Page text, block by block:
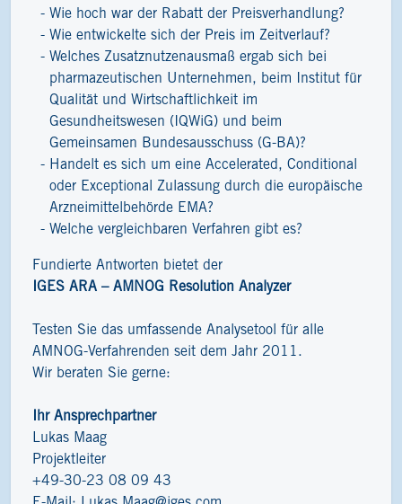
Wie hoch war der Rabatt der Preisverhandlung?
Wie entwickelte sich der Preis im Zeitverlauf?
Welches Zusatznutzenausmaß ergab sich bei
pharmazeutischen Unternehmen, beim Institut für
Qualität und Wirtschaftlichkeit im
Gesundheitswesen (IQWiG) und beim
Gemeinsamen Bundesausschuss (G-BA)?
Handelt es sich um eine Accelerated, Conditional
oder Exceptional Zulassung durch die europäische
Arzneimittelbehörde EMA?
Welche vergleichbaren Verfahren gibt es?
Fundierte Antworten bietet der
IGES ARA – AMNOG Resolution Analyzer
Testen Sie das umfassende Analysetool für alle
AMNOG-Verfahrenden seit dem Jahr 2011.
Wir beraten Sie gerne:
Ihr Ansprechpartner
Lukas Maag
Projektleiter
+49-30-23 08 09 43